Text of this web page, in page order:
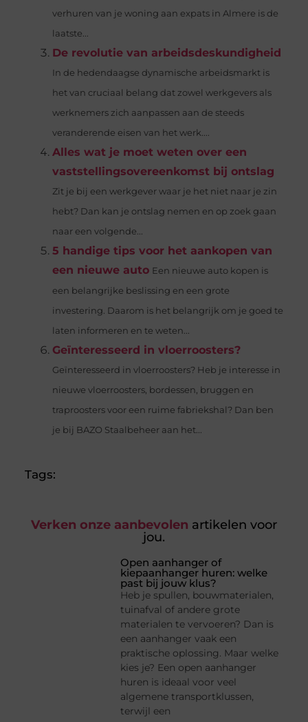
verhuren van je woning aan expats in Almere is de
laatste...
De revolutie van arbeidsdeskundigheid
In de hedendaagse dynamische arbeidsmarkt is
het van cruciaal belang dat zowel werkgevers als
werknemers zich aanpassen aan de steeds
veranderende eisen van het werk....
Alles wat je moet weten over een
vaststellingsovereenkomst bij ontslag
Zit je bij een werkgever waar je het niet naar je zin
hebt? Dan kan je ontslag nemen en op zoek gaan
naar een volgende...
5 handige tips voor het aankopen van
een nieuwe auto Een nieuwe auto kopen is
een belangrijke beslissing en een grote
investering. Daarom is het belangrijk om je goed te
laten informeren en te weten...
Geïnteresseerd in vloerroosters?
Geïnteresseerd in vloerroosters? Heb je interesse in
nieuwe vloerroosters, bordessen, bruggen en
traproosters voor een ruime fabriekshal? Dan ben
je bij BAZO Staalbeheer aan het...
Tags:
Verken onze aanbevolen artikelen voor
jou.
Open aanhanger of
kiepaanhanger huren: welke
past bij jouw klus?
Heb je spullen, bouwmaterialen,
tuinafval of andere grote
materialen te vervoeren? Dan is
een aanhanger vaak een
praktische oplossing. Maar welke
kies je? Een open aanhanger
huren is ideaal voor veel
algemene transportklussen,
terwijl een